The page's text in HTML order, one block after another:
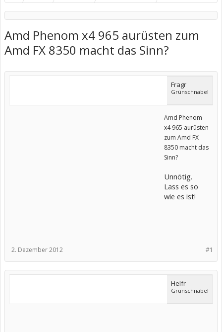
Amd Phenom x4 965 aurüsten zum
Amd FX 8350 macht das Sinn?
Fragr
Grünschnabel
Amd Phenom
x4 965 aurüsten
zum Amd FX
8350 macht das
Sinn?
Unnötig.
Lass es so
wie es ist!
#1
2. Dezember 2012
Helfr
Grünschnabel